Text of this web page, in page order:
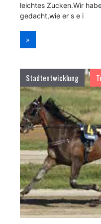
leichtes Zucken.Wir
gedacht,wie er s e i
»
Stadtentwicklung